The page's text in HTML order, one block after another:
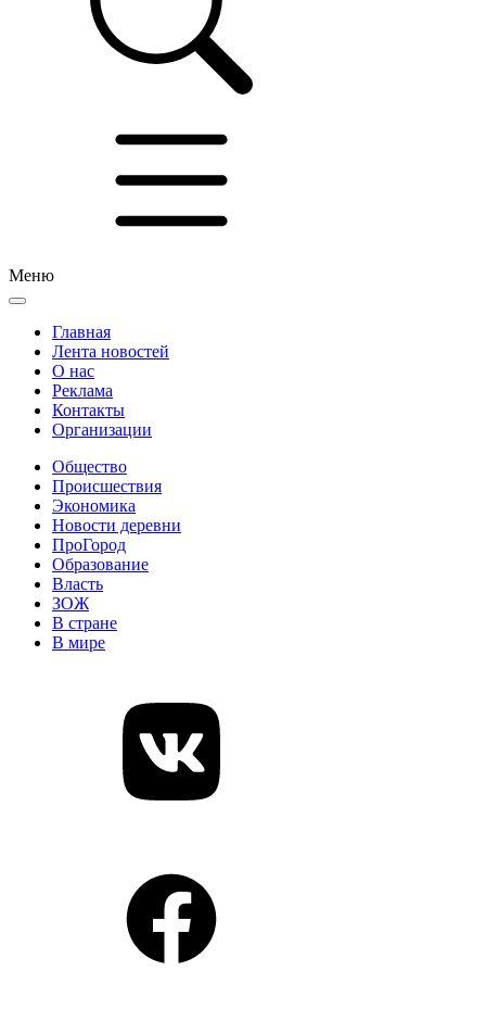
Меню
Главная
Лента новостей
О нас
Реклама
Контакты
Организации
Общество
Происшествия
Экономика
Новости деревни
ПроГород
Образование
Власть
ЗОЖ
В стране
В мире